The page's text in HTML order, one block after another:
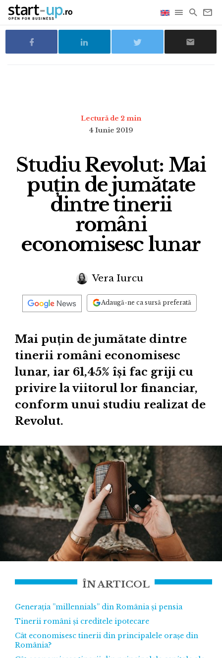
Lectură de 2 min
4 Iunie 2019
Studiu Revolut: Mai
puțin de jumătate
dintre tinerii
români
economisesc lunar
Vera Iurcu
Adaugă-ne ca sursă preferată
Mai puțin de jumătate dintre
tinerii români economisesc
lunar, iar 61,45% își fac griji cu
privire la viitorul lor financiar,
conform unui studiu realizat de
Revolut.
ÎN ARTICOL
Generația ”millennials” din România și pensia
Tinerii români și creditele ipotecare
Cât economisesc tinerii din principalele orașe din
România?